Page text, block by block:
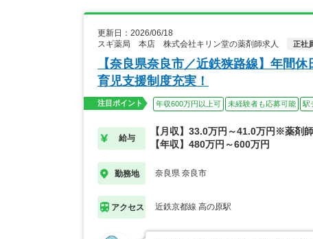
更新日：2026/06/18
スギ薬局 本店 株式会社キリン堂の薬剤師求人
正社
【奈良県奈良市／近鉄狭路線】年間
育児支援制度充実！
注目ポイント 年収600万円以上可 未経験者も応募可能 駅
給与
【月収】33.0万円～41.0万円※薬剤
【年収】480万円～600万円
勤務地 奈良県 奈良市
アクセス 近鉄京都線 高の原駅